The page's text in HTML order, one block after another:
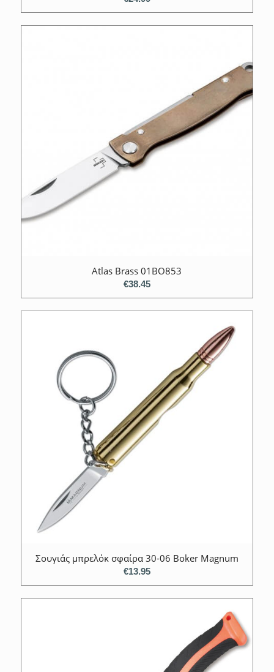
Atlas Brass 01BO853
€38.45
Σουγιάς μπρελόκ σφαίρα 30-06 Boker Magnum
€13.95